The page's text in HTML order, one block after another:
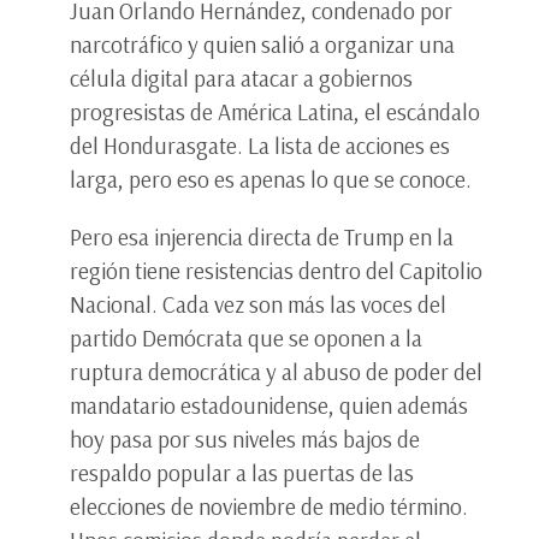
Juan Orlando Hernández, condenado por
narcotráfico y quien salió a organizar una
célula digital para atacar a gobiernos
progresistas de América Latina, el escándalo
del Hondurasgate. La lista de acciones es
larga, pero eso es apenas lo que se conoce.
Pero esa injerencia directa de Trump en la
región tiene resistencias dentro del Capitolio
Nacional. Cada vez son más las voces del
partido Demócrata que se oponen a la
ruptura democrática y al abuso de poder del
mandatario estadounidense, quien además
hoy pasa por sus niveles más bajos de
respaldo popular a las puertas de las
elecciones de noviembre de medio término.